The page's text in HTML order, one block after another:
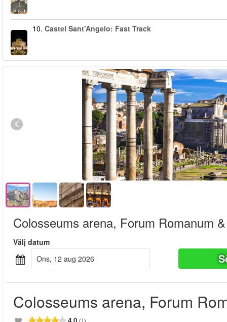
10. Castel Sant’Angelo: Fast Track
Colosseums arena, Forum Romanum
Välj datum
ons, 12 aug 2026
Colosseums arena, Forum